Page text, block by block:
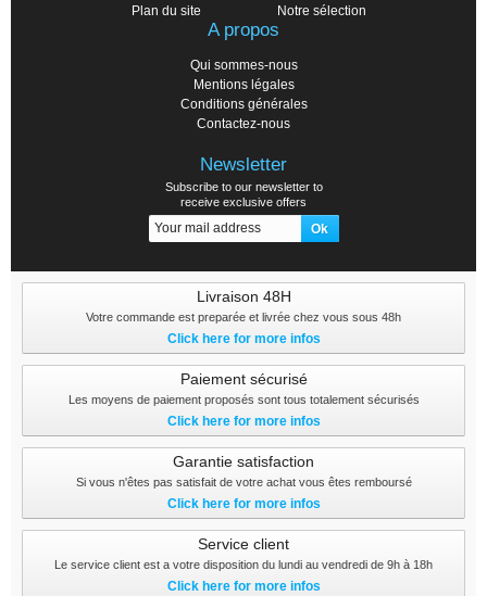
Plan du site
Notre sélection
A propos
Qui sommes-nous
Mentions légales
Conditions générales
Contactez-nous
Newsletter
Subscribe to our newsletter to
receive exclusive offers
Livraison 48H
Votre commande est preparée et livrée chez vous sous 48h
Click here for more infos
Paiement sécurisé
Les moyens de paiement proposés sont tous totalement sécurisés
Click here for more infos
Garantie satisfaction
Si vous n'êtes pas satisfait de votre achat vous êtes remboursé
Click here for more infos
Service client
Le service client est a votre disposition du lundi au vendredi de 9h à 18h
Click here for more infos